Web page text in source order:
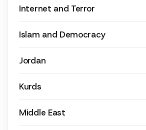
Internet and Terror
Islam and Democracy
Jordan
Kurds
Middle East